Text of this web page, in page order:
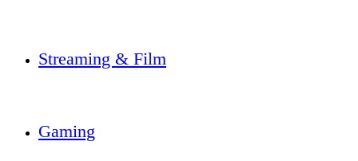
Streaming & Film
Gaming